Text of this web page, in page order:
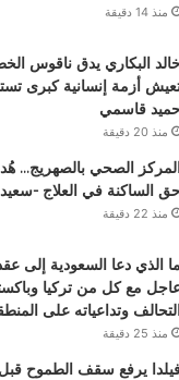
منذ 14 دقيقة
البكاري يدق ناقوس
أزمة إنسانية كبرى
قاسمي
منذ 20 دقيقة
المركز الصحي بالصهريج…
الساكنة في العلاج -
منذ 22 دقيقة
ما الذي دعا السعودية إلى
مع كل من تركيا
التحالف وتداعياته على
منذ 25 دقيقة
يرفع سقف الطموح